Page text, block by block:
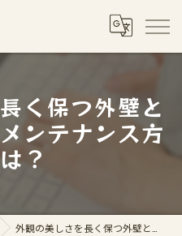
く保つ外壁と
ンテナンス方
？
外観の美しさを長く保つ外壁とエクステリアのメンテナンス方法とは？